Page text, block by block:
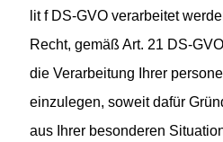
lit f DS-GVO verarbeitet
Recht, gemäß Art. 21 DS-
die Verarbeitung Ihrer
einzulegen, soweit dafür
aus Ihrer besonderen